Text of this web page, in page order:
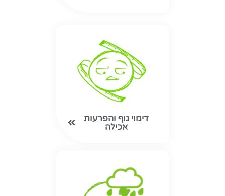
דימוי גוף והפרעות
אכילה